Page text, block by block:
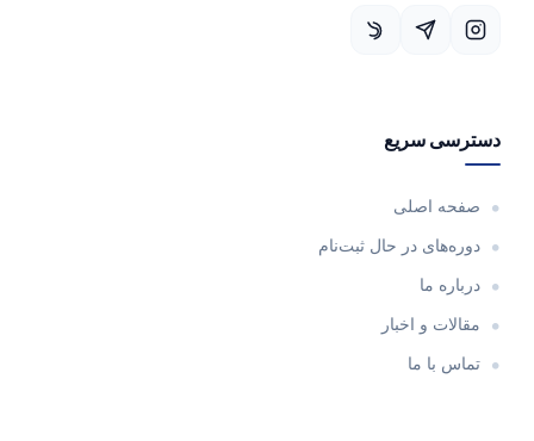
دسترسی سریع
صفحه اصلی
دوره‌های در حال ثبت‌نام
درباره ما
مقالات و اخبار
تماس با ما